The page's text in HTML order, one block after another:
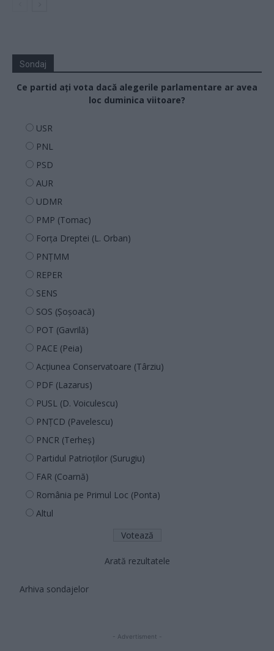
Sondaj
Ce partid ați vota dacă alegerile parlamentare ar avea
loc duminica viitoare?
USR
PNL
PSD
AUR
UDMR
PMP (Tomac)
Forța Dreptei (L. Orban)
PNȚMM
REPER
SENS
SOS (Șoșoacă)
POT (Gavrilă)
PACE (Peia)
Acțiunea Conservatoare (Târziu)
PDF (Lazarus)
PUSL (D. Voiculescu)
PNȚCD (Pavelescu)
PNCR (Terheș)
Partidul Patrioților (Surugiu)
FAR (Coarnă)
România pe Primul Loc (Ponta)
Altul
Arată rezultatele
Arhiva sondajelor
- Advertisment -